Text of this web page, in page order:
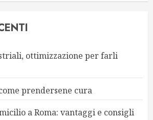
ottimizzazione per farli
prendersene cura
a Roma: vantaggi e consigli